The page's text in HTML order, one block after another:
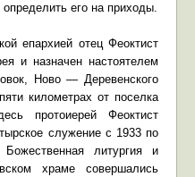
его на приходы.
епархией отец Феоктист
и назначен настоятелем
Ново — Деревенского
километрах от поселка
протоиерей Феоктист
служение с 1933 по
литургия и
храме совершались